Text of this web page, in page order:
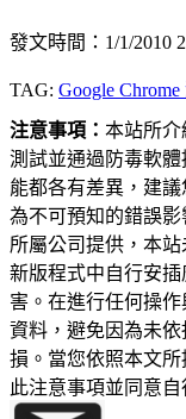
發文時間：1/1/2010
TAG: Google
注意事項： 本站所介
測試並通過防毒軟
能都各有差異，建
為不可預知的錯誤
所屬公司提供，本
新版程式中自行安
害。在進行任何操
資料，避免因為未
損。當您依照本文
此注意事項並同意